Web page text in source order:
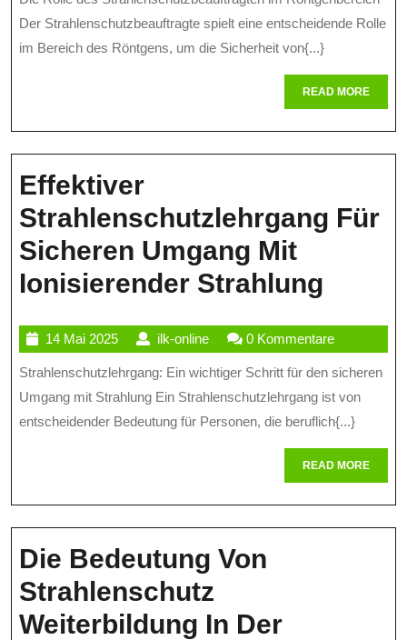
Des
Im
2025
Der Strahlenschutzbeauftragte spielt eine entscheidende Rolle
im Bereich des Röntgens, um die Sicherheit von{...}
READ MOREREAD
MORE
Effektiver
Strahlenschutzlehrgang Für
Sicheren Umgang Mit
Ionisierender Strahlung
Für
Mit
14 Mai 202514
Mai
2025
ilk-onlineilk-
online
0 Kommentare
Strahlenschutzlehrgang: Ein wichtiger Schritt für den sicheren
Umgang mit Strahlung Ein Strahlenschutzlehrgang ist von
entscheidender Bedeutung für Personen, die beruflich{...}
READ MOREREAD
MORE
Die Bedeutung Von
Strahlenschutz
Weiterbildung In Der